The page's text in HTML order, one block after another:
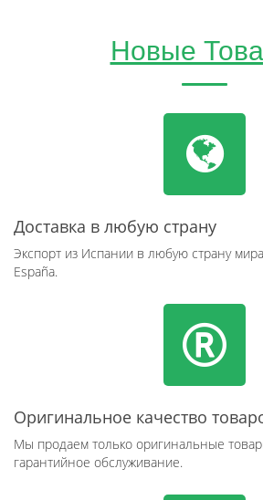
Новые
Доставка в любую страну
Экспорт из Испании в любую страну
España.
Оригинальное качество
Мы продаем только оригинальные
гарантийное обслуживание.